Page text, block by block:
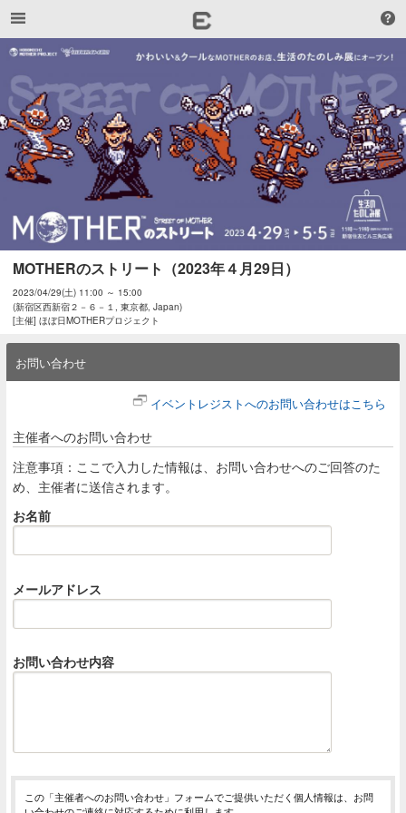
MOTHERのストリート（2023年４月29日）
2023/04/29(土) 11:00 ～ 15:00
(新宿区西新宿２－６－１, 東京都, Japan)
[主催] ほぼ日MOTHERプロジェクト
お問い合わせ
イベントレジストへのお問い合わせはこちら
主催者へのお問い合わせ
注意事項：ここで入力した情報は、お問い合わせへのご回答のた
め、主催者に送信されます。
お名前
メールアドレス
お問い合わせ内容
この「主催者へのお問い合わせ」フォームでご提供いただく個人情報は、お問